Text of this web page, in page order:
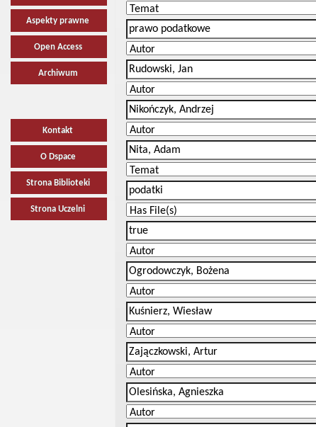
Aspekty prawne
Open Access
Archiwum
Kontakt
O Dspace
Strona Biblioteki
Strona Uczelni